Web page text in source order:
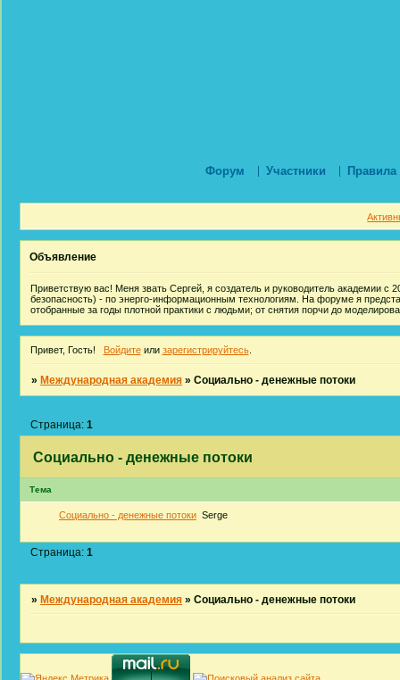
Форум Участники Правила
Объявление
Приветствую вас! Меня звать Сергей, я создатель и руководитель академии с
безопасность) - по энерго-информационным технологиям. На форуме я
отобранные за годы плотной практики с людьми; от снятия порчи до
Привет, Гость! Войдитеили зарегистрируйтесь.
»Международная академия »Социально - денежные потоки
Социально - денежные потоки
Страница:1
Тема
Социально - денежные потоки Serge
Страница:1
» Международная академия »Социально - денежные потоки